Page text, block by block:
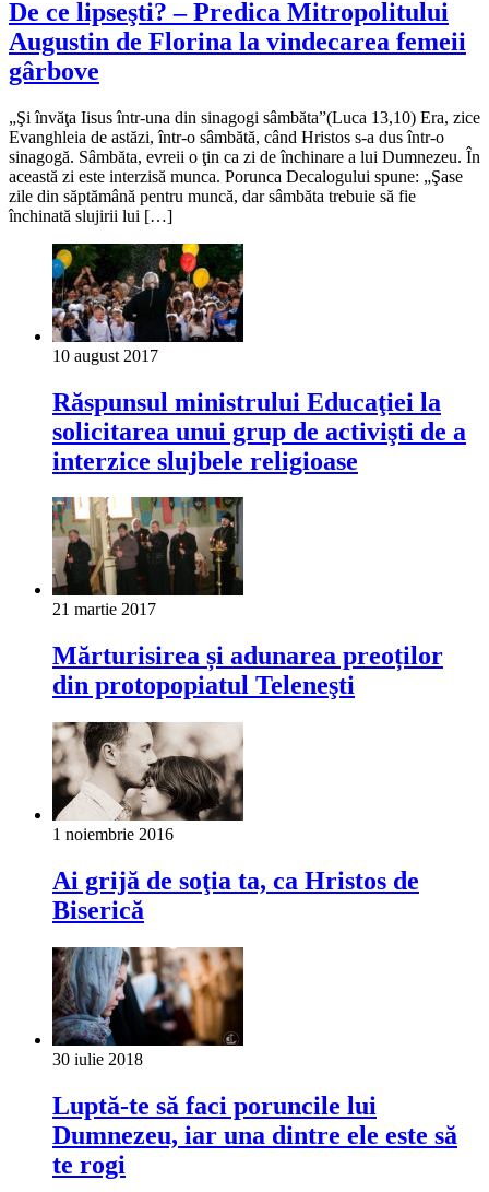
De ce lipseşti? – Predica Mitropolitului
Augustin de Florina la vindecarea femeii
gârbove
„Şi învăţa Iisus într-una din sinagogi sâmbăta”(Luca 13,10) Era, zice
Evanghleia de astăzi, într-o sâmbătă, când Hristos s-a dus într-o
sinagogă. Sâmbăta, evreii o ţin ca zi de închinare a lui Dumnezeu. În
această zi este interzisă munca. Porunca Decalogului spune: „Şase
zile din săptămână pentru muncă, dar sâmbăta trebuie să fie
închinată slujirii lui […]
10 august 2017
Răspunsul ministrului Educaţiei la
solicitarea unui grup de activişti de a
interzice slujbele religioase
21 martie 2017
Mărturisirea și adunarea preoților
din protopopiatul Teleneşti
1 noiembrie 2016
Ai grijă de soţia ta, ca Hristos de
Biserică
30 iulie 2018
Luptă-te să faci poruncile lui
Dumnezeu, iar una dintre ele este să
te rogi